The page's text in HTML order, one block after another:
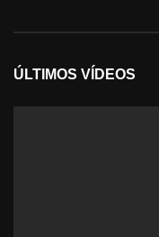
ÚLTIMOS VÍDEOS